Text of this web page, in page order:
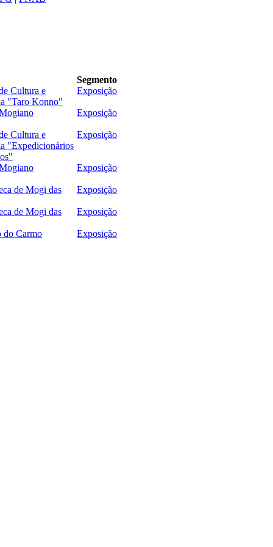
Segmento
Cultura e
"Taro Konno"
Exposição
Exposição
Cultura e
"Expedicionários
Exposição
Exposição
de Mogi das
Exposição
de Mogi das
Exposição
do Carmo Exposição